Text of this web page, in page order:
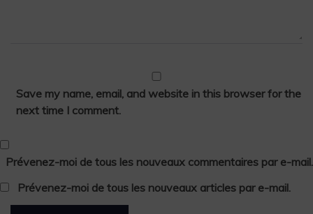
Save my name, email, and website in this browser for the
next time I comment.
Prévenez-moi de tous les nouveaux commentaires par e-mail.
Prévenez-moi de tous les nouveaux articles par e-mail.